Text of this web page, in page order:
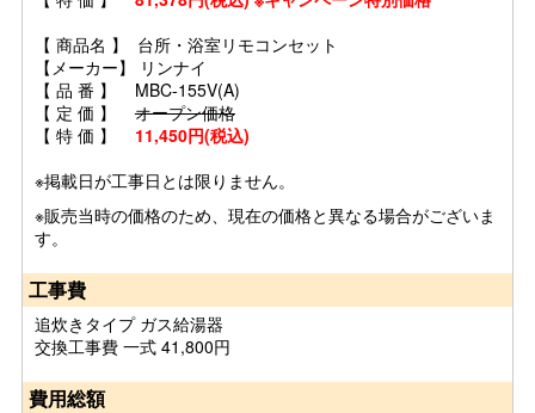
【 商品名 】 台所・浴室リモコンセット
【メーカー】 リンナイ
【 品 番 】 MBC-155V(A)
【 定 価 】 オープン価格
【 特 価 】 11,450円(税込)
※掲載日が工事日とは限りません。
※販売当時の価格のため、現在の価格と異なる場合がございま
す。
工事費
追炊きタイプ ガス給湯器
交換工事費 一式 41,800円
費用総額